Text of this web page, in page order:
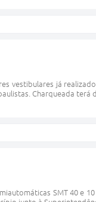
vestibulares já
Charqueada terá
SMT 40 e